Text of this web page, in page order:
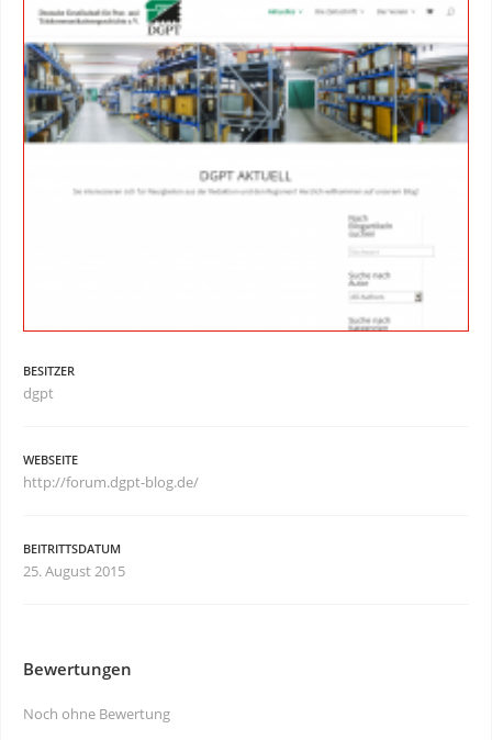
BESITZER
dgpt
WEBSEITE
http://forum.dgpt-blog.de/
BEITRITTSDATUM
25. August 2015
Bewertungen
Noch ohne Bewertung